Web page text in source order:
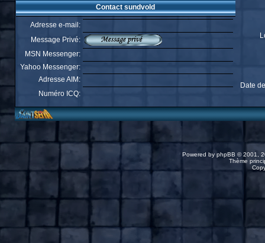
Date
Contact sundvold
Adresse e-mail:
Message Privé:
MSN Messenger:
Yahoo Messenger:
Adresse AIM:
Numéro ICQ:
Powered by phpBB © 2001,
Thème